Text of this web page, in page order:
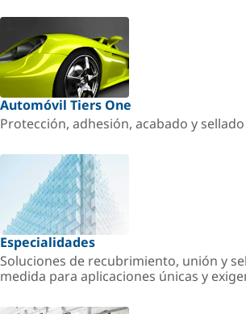
Automóvil Tiers One
Protección, adhesión, acabado y
Especialidades
Soluciones de recubrimiento, unión y
medida para aplicaciones únicas y